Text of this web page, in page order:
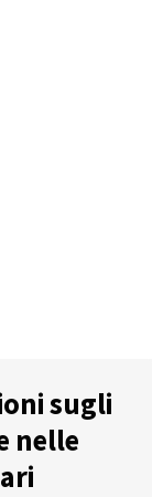
sugli
nelle